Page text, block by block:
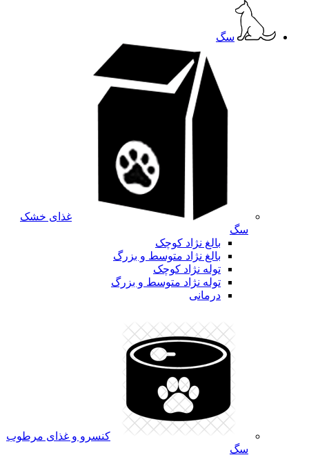
سگ
غذای خشک
سگ
بالغ نژاد کوچک
بالغ نژاد متوسط و بزرگ
توله نژاد کوچک
توله نژاد متوسط و بزرگ
درمانی
کنسرو و غذای مرطوب
سگ